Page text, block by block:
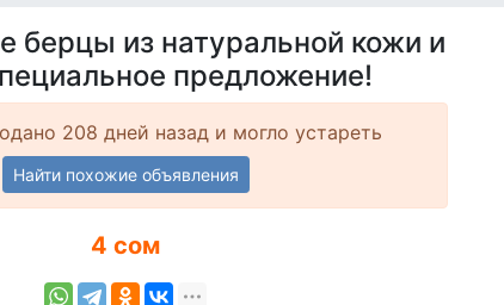
берцы из натуральной кожи и
предложение!
208 дней назад и могло устареть
Найти похожие объявления
4 сом